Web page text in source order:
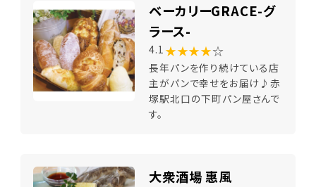
ベーカリーGRACE-グ
ラース-
4.1 ★★★★☆
長年パンを作り続けている店
主がパンで幸せをお届け♪赤
塚駅北口の下町パン屋さんで
す。
大衆酒場 惠風